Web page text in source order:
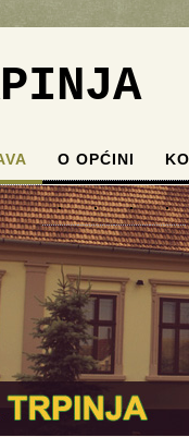
O OPĆINI
. . . .